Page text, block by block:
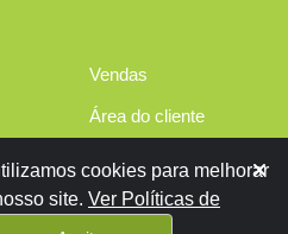
Vendas
Área do cliente
Contato
cookies para melhorar
site. Ver Políticas de